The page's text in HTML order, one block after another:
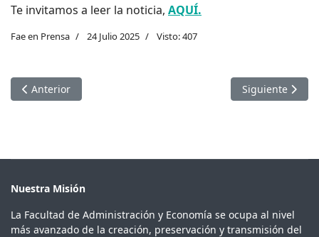
Te invitamos a leer la noticia, AQUÍ.
Fae en Prensa 24 Julio 2025 Visto: 407
Artículo anterior: Deutsche Welle: Rodrigo Caputo
Anterior Artículo
Siguiente
Nuestra Misión
La Facultad de Administración y Economía se ocupa al nivel
más avanzado de la creación, preservación y transmisión del